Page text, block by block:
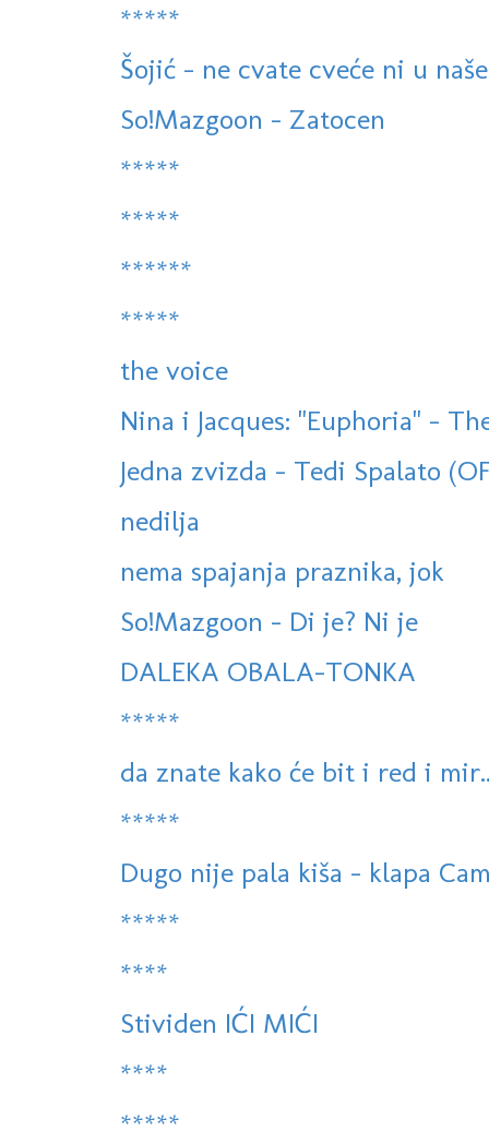
*****
Šojić - ne cvate cveće ni u
So!Mazgoon - Zatocen
*****
*****
******
*****
the voice
Nina i Jacques: "Euphoria" -
Jedna zvizda - Tedi Spalato
nedilja
nema spajanja praznika, jok
So!Mazgoon - Di je? Ni je
DALEKA OBALA-TONKA
*****
da znate kako će bit i red i
*****
Dugo nije pala kiša - klapa
*****
****
Stividen IĆI MIĆI
****
*****